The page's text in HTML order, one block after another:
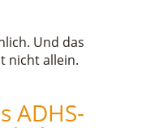
Und das
nicht allein.
ADHS-